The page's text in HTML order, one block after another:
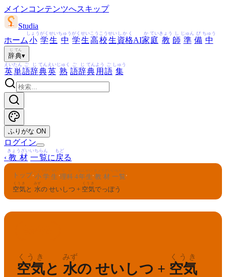
メインコンテンツへスキップ
Studia
ホーム 小
しょう
学
がく
生
せい
中
ちゅう
学
がく
生
せい
高
こう
校
こう
生
せい
資格
しかく
AI家
か
庭
てい
教
きょう
師
し
準
じゅん
備
び
中
ちゅう
辞
じ
典
てん
▾
英
えい
単
たん
語
ご
辞
じ
典
てん
英
えい
熟
じゅく
語
ご
辞
じ
典
てん
用
よう
語
ご
集
しゅう
ふりがな ON
ログイン
‹ 教材
きょうざい
一覧
いちらん
に 戻
もど
る
トップ›小学生
しょうがくせい
›理科
りか
4年生
ねんせい
› 教材
きょうざい
一覧
いちらん
›
空気
くうき
と 水
みず
の せいしつ + 空気
くうき
でっぽう
空気
くうき
と 水
みず
の せいしつ + 空気
くうき